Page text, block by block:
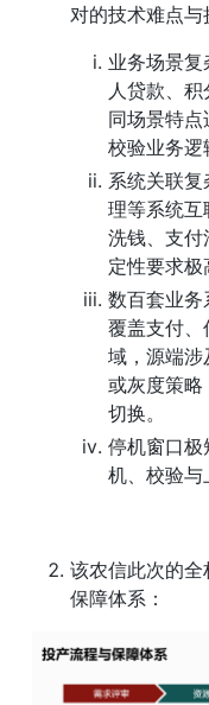
对的技术难点与
业务场景
人贷款、
同场景特
校验业务逻
系统关联
理等系统互
洗钱、支付
定性要求极
数百套业务
覆盖支付、
域，源端涉
或灰度策略
切换。
停机窗口极
机、校验与
该农信此次的
保障体系：